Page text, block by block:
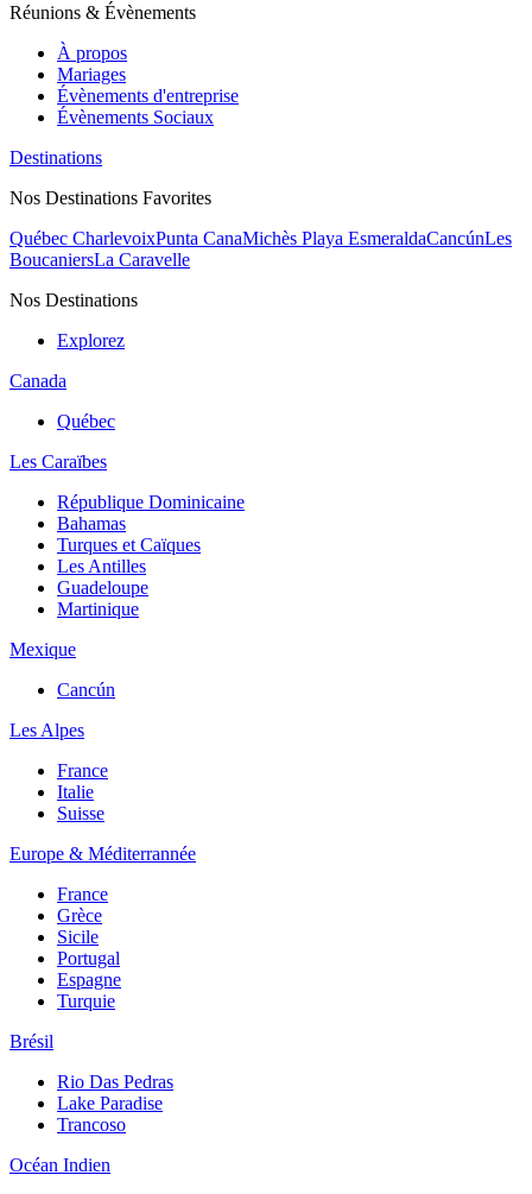
Réunions & Évènements
À propos
Mariages
Évènements d'entreprise
Évènements Sociaux
Destinations
Nos Destinations Favorites
Québec CharlevoixPunta CanaMichès Playa EsmeraldaCancúnLes
BoucaniersLa Caravelle
Nos Destinations
Explorez
Canada
Québec
Les Caraïbes
République Dominicaine
Bahamas
Turques et Caïques
Les Antilles
Guadeloupe
Martinique
Mexique
Cancún
Les Alpes
France
Italie
Suisse
Europe & Méditerrannée
France
Grèce
Sicile
Portugal
Espagne
Turquie
Brésil
Rio Das Pedras
Lake Paradise
Trancoso
Océan Indien